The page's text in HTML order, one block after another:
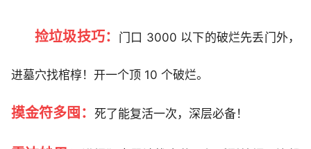
捡垃圾技巧： 门口 3000 以下的破烂先丢门外，
进墓穴找棺椁！开一个顶 10 个破烂。
摸金符多囤： 死了能复活一次，深层必备！